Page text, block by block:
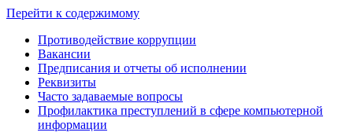
Перейти к содержимому
Противодействие коррупции
Вакансии
Предписания и отчеты об исполнении
Реквизиты
Часто задаваемые вопросы
Профилактика преступлений в сфере компьютерной
информации